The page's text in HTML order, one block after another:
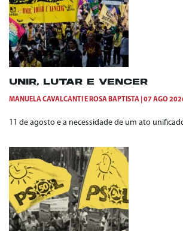
UNIR, LUTAR E VENCER
MANUELA CAVALCANTI E ROSA BAPTISTA 07 AGO
11 de agosto e a necessidade de um ato